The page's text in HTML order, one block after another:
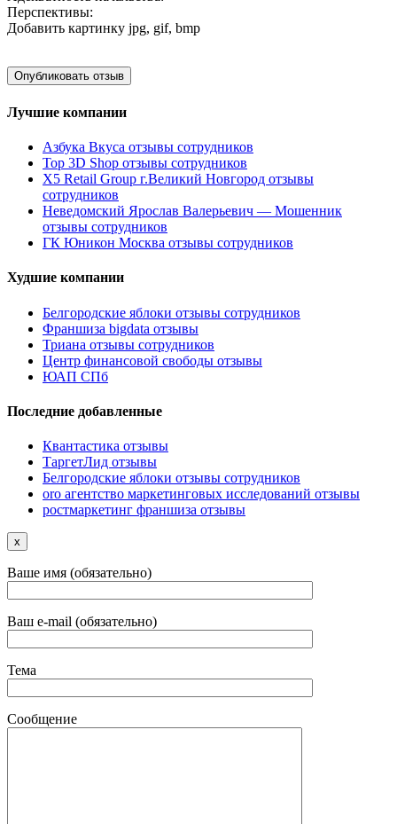
Перспективы:
Добавить картинку jpg, gif, bmp
Лучшие компании
Азбука Вкуса отзывы сотрудников
Top 3D Shop отзывы сотрудников
X5 Retail Group г.Великий Новгород отзывы
сотрудников
Неведомский Ярослав Валерьевич — Мошенник
отзывы сотрудников
ГК Юникон Москва отзывы сотрудников
Худшие компании
Белгородские яблоки отзывы сотрудников
Франшиза bigdata отзывы
Триана отзывы сотрудников
Центр финансовой свободы отзывы
ЮАП СПб
Последние добавленные
Квантастика отзывы
ТаргетЛид отзывы
Белгородские яблоки отзывы сотрудников
oro агентство маркетинговых исследований отзывы
ростмаркетинг франшиза отзывы
x
Ваше имя (обязательно)
Ваш e-mail (обязательно)
Тема
Сообщение